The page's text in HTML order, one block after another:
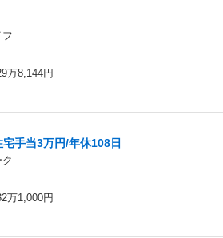
万8,144円
手当3万円/年休108日
万1,000円